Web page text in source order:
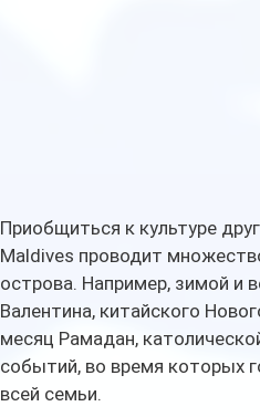
Приобщиться к культуре
Maldives проводит
острова. Например, зимой и
Валентина, китайского
месяц Рамадан,
событий, во время которых
всей семьи.